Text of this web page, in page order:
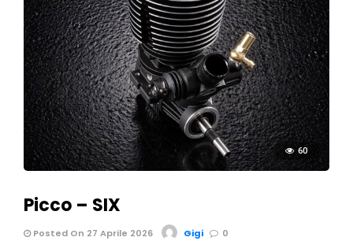
60
Picco – SIX
Posted On 27 Aprile 2026 Gigi 0